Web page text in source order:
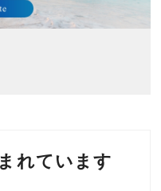
れています